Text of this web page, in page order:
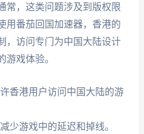
常，这类问题涉及到版权限
用番茄回国加速器，香港的
，访问专门为中国大陆设计
戏体验。
香港用户访问中国大陆的游
少游戏中的延迟和掉线。